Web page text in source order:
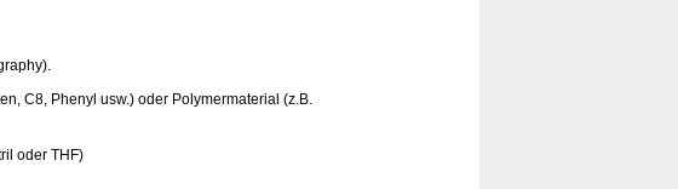
C8, Phenyl usw.) oder Polymermaterial (z.B.
oder THF)